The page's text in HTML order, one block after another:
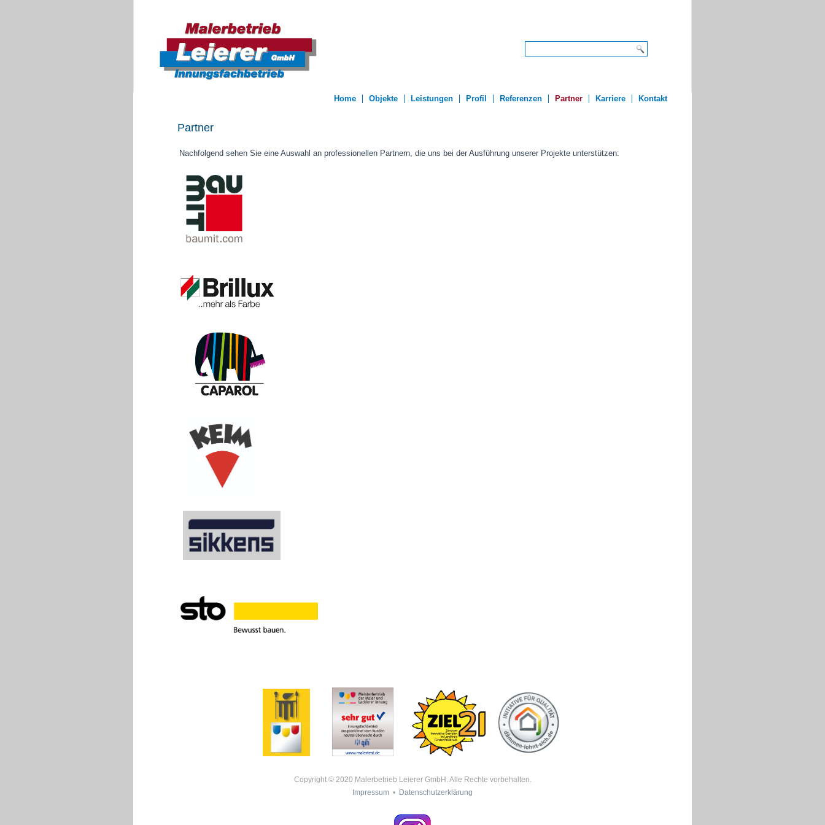
Home Objekte Leistungen Profil Referenzen Partner Karriere Kontakt
Partner
Nachfolgend sehen Sie eine Auswahl an professionellen Partnern, die uns bei der Ausführung unserer Projekte unterstützen:
Copyright © 2020 Malerbetrieb Leierer GmbH. Alle Rechte vorbehalten.
Impressum • Datenschutzerklärung